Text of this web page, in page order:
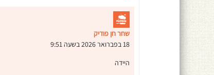
שחר חן פודיק
18 בפברואר 2026 בשעה 9:51
היידה